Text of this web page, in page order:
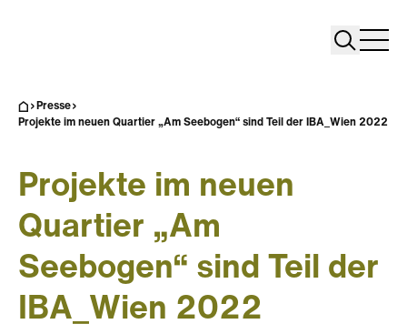
Search
Presse
Projekte im neuen Quartier „Am Seebogen“ sind Teil der IBA_Wien 2022
Projekte im neuen
Quartier „Am
Seebogen“ sind Teil der
IBA_Wien 2022